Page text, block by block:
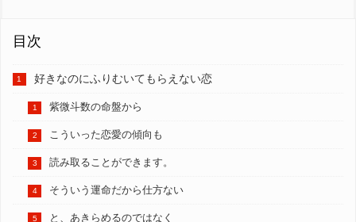
目次
好きなのにふりむいてもらえない恋
紫微斗数の命盤から
こういった恋愛の傾向も
読み取ることができます。
そういう運命だから仕方ない
と、あきらめるのではなく